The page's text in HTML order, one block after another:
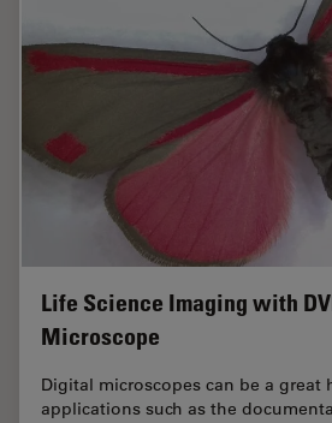
Life Science Imaging with
Microscope
Digital microscopes can be a great
applications such as the